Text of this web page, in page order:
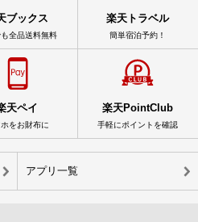
ブックス
全品送料無料
楽天トラベル
簡単宿泊予約！
天ペイ
をお財布に
楽天PointClub
手軽にポイントを確認
アプリ一覧